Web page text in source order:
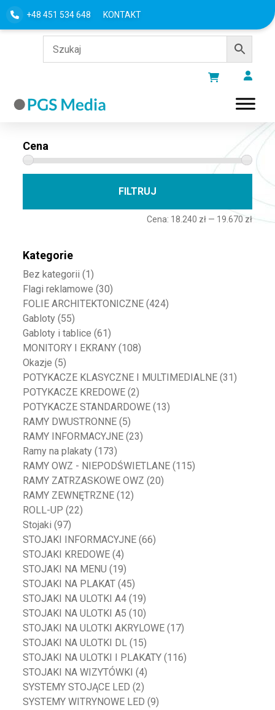
+48 451 534 648 KONTAKT
Filtru według
Cena
FILTRUJ
Cena: 18.240 zł— 19.670 zł
Kategorie
Bez kategorii (1)
Flagi reklamowe (30)
FOLIE ARCHITEKTONICZNE (424)
Gabloty (55)
Gabloty i tablice (61)
MONITORY I EKRANY (108)
Okazje (5)
POTYKACZE KLASYCZNE I MULTIMEDIALNE (31)
POTYKACZE KREDOWE (2)
POTYKACZE STANDARDOWE (13)
RAMY DWUSTRONNE (5)
RAMY INFORMACYJNE (23)
Ramy na plakaty (173)
RAMY OWZ - NIEPODŚWIETLANE (115)
RAMY ZATRZASKOWE OWZ (20)
RAMY ZEWNĘTRZNE (12)
ROLL-UP (22)
Stojaki (97)
STOJAKI INFORMACYJNE (66)
STOJAKI KREDOWE (4)
STOJAKI NA MENU (19)
STOJAKI NA PLAKAT (45)
STOJAKI NA ULOTKI A4 (19)
STOJAKI NA ULOTKI A5 (10)
STOJAKI NA ULOTKI AKRYLOWE (17)
STOJAKI NA ULOTKI DL (15)
STOJAKI NA ULOTKI I PLAKATY (116)
STOJAKI NA WIZYTÓWKI (4)
SYSTEMY STOJĄCE LED (2)
SYSTEMY WITRYNOWE LED (9)